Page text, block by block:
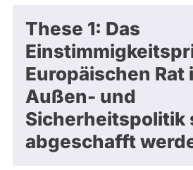
These 1: Das
Europäischen Rat
Außen- und
Sicherheitspolitik
abgeschafft